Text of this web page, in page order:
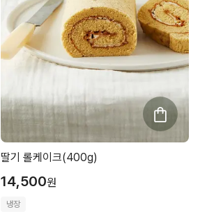
딸기 롤케이크(400g)
14,500원
냉장